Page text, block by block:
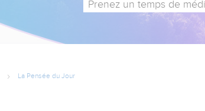
Prenez un temps de
La Pensée du Jour